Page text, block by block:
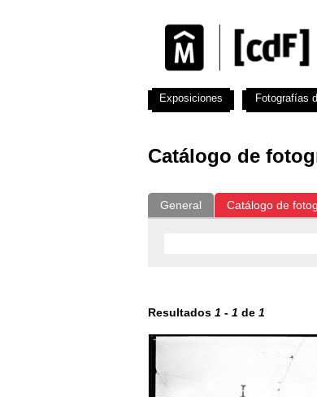
Catálogo de
General Catálogo de
Resultados 1 - 1 de 1
Exposiciones Fotografías